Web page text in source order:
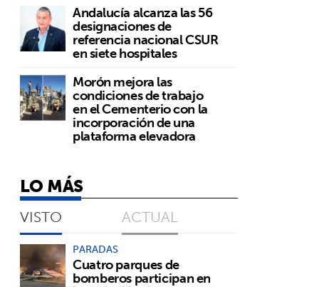
Andalucía alcanza las 56
designaciones de
referencia nacional CSUR
en siete hospitales
Morón mejora las
condiciones de trabajo
en el Cementerio con la
incorporación de una
plataforma elevadora
LO MÁS
VISTO ACTUAL
PARADAS
Cuatro parques de
bomberos participan en